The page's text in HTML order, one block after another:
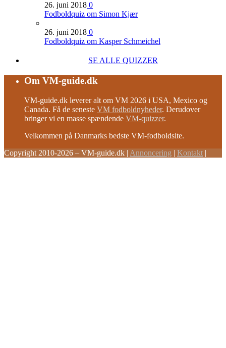
26. juni 2018 0
Fodboldquiz om Simon Kjær
26. juni 2018 0
Fodboldquiz om Kasper Schmeichel
SE ALLE QUIZZER
Om VM-guide.dk
VM-guide.dk leverer alt om VM 2026 i USA, Mexico og
Canada. Få de seneste VM fodboldnyheder. Derudover
bringer vi en masse spændende VM-quizzer.
Velkommen på Danmarks bedste VM-fodboldsite.
Copyright 2010-2026 – VM-guide.dk | Annoncering | Kontakt |